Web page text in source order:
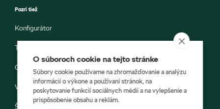
Pozri tiež
Konfigurátor
Testovacia jazda
Objednávka do servisu
Vozidlá ihneď k odberu
Škoda E-shop
O súboroch cookie na tejto stránke
Súbory cookie používame na zhromažďovanie a analýzu
informácií o výkone a používaní stránok, na
poskytovanie funkcií sociálnych médií a na vylepšenie a
prispôsobenie obsahu a reklám.